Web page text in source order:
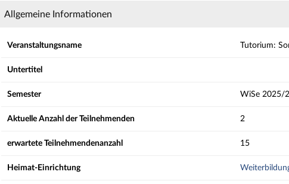
Tutorium: Songwriting Workshop (für
Allgemeine Informationen
Veranstaltungsname Tutorium:
Untertitel
Semester WiSe 2025/
Aktuelle Anzahl der Teilnehmenden 2
erwartete Teilnehmendenanzahl 15
Heimat-Einrichtung